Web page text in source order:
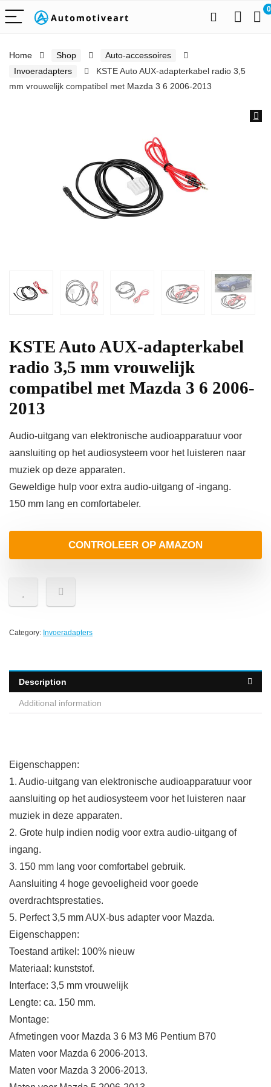
0
Home Shop
Auto-accessoires
Invoeradapters
KSTE Auto AUX-adapterkabel radio 3,5
mm vrouwelijk compatibel met Mazda 3 6 2006-2013
KSTE Auto AUX-adapterkabel
radio 3,5 mm vrouwelijk
compatibel met Mazda 3 6 2006-
2013
Audio-uitgang van elektronische audioapparatuur voor
aansluiting op het audiosysteem voor het luisteren naar
muziek op deze apparaten.
Geweldige hulp voor extra audio-uitgang of -ingang.
150 mm lang en comfortabeler.
CONTROLEER OP AMAZON
Category: Invoeradapters
Description
Additional information
Eigenschappen:
1. Audio-uitgang van elektronische audioapparatuur voor
aansluiting op het audiosysteem voor het luisteren naar
muziek in deze apparaten.
2. Grote hulp indien nodig voor extra audio-uitgang of
ingang.
3. 150 mm lang voor comfortabel gebruik.
Aansluiting 4 hoge gevoeligheid voor goede
overdrachtsprestaties.
5. Perfect 3,5 mm AUX-bus adapter voor Mazda.
Eigenschappen:
Toestand artikel: 100% nieuw
Materiaal: kunststof.
Interface: 3,5 mm vrouwelijk
Lengte: ca. 150 mm.
Montage:
Afmetingen voor Mazda 3 6 M3 M6 Pentium B70
Maten voor Mazda 6 2006-2013.
Maten voor Mazda 3 2006-2013.